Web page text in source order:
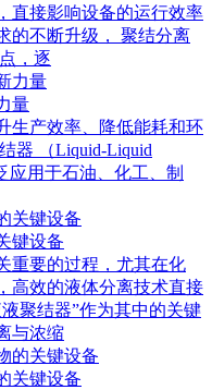
直接影响设备的运行效率
的不断升级， 聚结分离
，逐
量
生产效率、降低能耗和环
器 （Liquid-Liquid
应用于石油、化工、制
键设备
重要的过程，尤其在化
高效的液体分离技术直接
聚结器”作为其中的关键
与浓缩
关键设备